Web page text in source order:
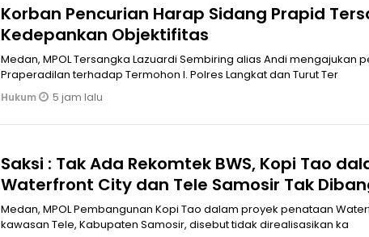
Korban Pencurian Harap Sidang Prapid
Kedepankan Objektifitas
Medan, MPOL Tersangka Lazuardi Sembiring alias Andi mengajukan permohonan
Praperadilan terhadap Termohon I. Polres Langkat dan Turut Ter
Hukum 5 jam lalu
Saksi : Tak Ada Rekomtek BWS, Kopi Tao
Waterfront City dan Tele Samosir Tak
Medan, MPOL Pembangunan Kopi Tao dalam proyek penataan
kawasan Tele, Kabupaten Samosir, disebut tidak direalisasikan ka